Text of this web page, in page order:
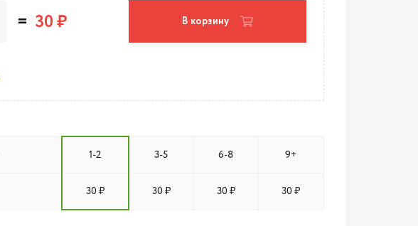
= 30 ₽ В корзину
1-2 3-5 6-8 9+
30 ₽ 30 ₽ 30 ₽ 30 ₽